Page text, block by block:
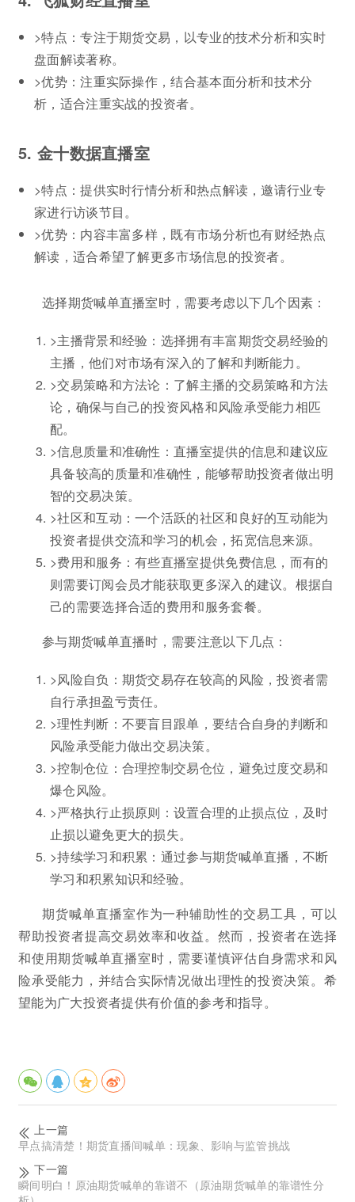
>特点：专注于期货交易，以专业的技术分析和实时
盘面解读著称。
>优势：注重实际操作，结合基本面分析和技术分
析，适合注重实战的投资者。
5. 金十数据直播室
>特点：提供实时行情分析和热点解读，邀请行业专
家进行访谈节目。
>优势：内容丰富多样，既有市场分析也有财经热点
解读，适合希望了解更多市场信息的投资者。
选择期货喊单直播室时，需要考虑以下几个因素：
>主播背景和经验：选择拥有丰富期货交易经验的
主播，他们对市场有深入的了解和判断能力。
>交易策略和方法论：了解主播的交易策略和方法
论，确保与自己的投资风格和风险承受能力相匹
配。
>信息质量和准确性：直播室提供的信息和建议应
具备较高的质量和准确性，能够帮助投资者做出明
智的交易决策。
>社区和互动：一个活跃的社区和良好的互动能为
投资者提供交流和学习的机会，拓宽信息来源。
>费用和服务：有些直播室提供免费信息，而有的
则需要订阅会员才能获取更多深入的建议。根据自
己的需要选择合适的费用和服务套餐。
参与期货喊单直播时，需要注意以下几点：
>风险自负：期货交易存在较高的风险，投资者需
自行承担盈亏责任。
>理性判断：不要盲目跟单，要结合自身的判断和
风险承受能力做出交易决策。
>控制仓位：合理控制交易仓位，避免过度交易和
爆仓风险。
>严格执行止损原则：设置合理的止损点位，及时
止损以避免更大的损失。
>持续学习和积累：通过参与期货喊单直播，不断
学习和积累知识和经验。
期货喊单直播室作为一种辅助性的交易工具，可以
帮助投资者提高交易效率和收益。然而，投资者在选择
和使用期货喊单直播室时，需要谨慎评估自身需求和风
险承受能力，并结合实际情况做出理性的投资决策。希
望能为广大投资者提供有价值的参考和指导。
上一篇
早点搞清楚！期货直播间喊单：现象、影响与监管挑战
下一篇
瞬间明白！原油期货喊单的靠谱不（原油期货喊单的靠谱性分